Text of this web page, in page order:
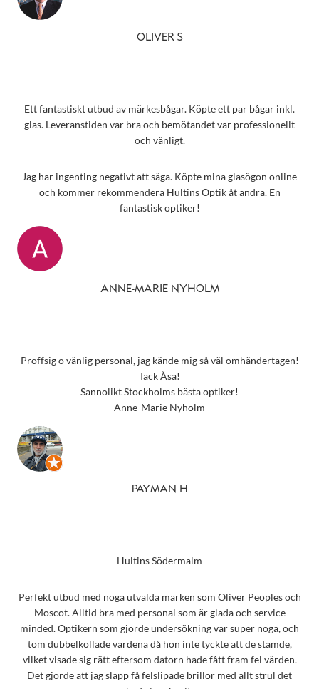
OLIVER S
Ett fantastiskt utbud av märkesbågar. Köpte ett par bågar inkl.
glas. Leveranstiden var bra och bemötandet var professionellt
och vänligt.
Jag har ingenting negativt att säga. Köpte mina glasögon online
och kommer rekommendera Hultins Optik åt andra. En
fantastisk optiker!
ANNE-MARIE NYHOLM
Proffsig o vänlig personal, jag kände mig så väl omhändertagen!
Tack Åsa!
Sannolikt Stockholms bästa optiker!
Anne-Marie Nyholm
PAYMAN H
Hultins Södermalm
Perfekt utbud med noga utvalda märken som Oliver Peoples och
Moscot. Alltid bra med personal som är glada och service
minded. Optikern som gjorde undersökning var super noga, och
tom dubbelkollade värdena då hon inte tyckte att de stämde,
vilket visade sig rätt eftersom datorn hade fått fram fel värden.
Det gjorde att jag slapp få felslipade brillor med allt strul det